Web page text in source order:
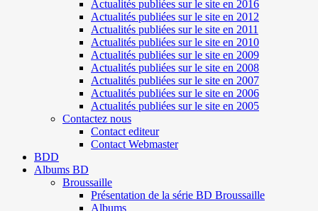
Actualités publiées sur le site en 2016
Actualités publiées sur le site en 2012
Actualités publiées sur le site en 2011
Actualités publiées sur le site en 2010
Actualités publiées sur le site en 2009
Actualités publiées sur le site en 2008
Actualités publiées sur le site en 2007
Actualités publiées sur le site en 2006
Actualités publiées sur le site en 2005
Contactez nous
Contact editeur
Contact Webmaster
BDD
Albums BD
Broussaille
Présentation de la série BD Broussaille
Albums